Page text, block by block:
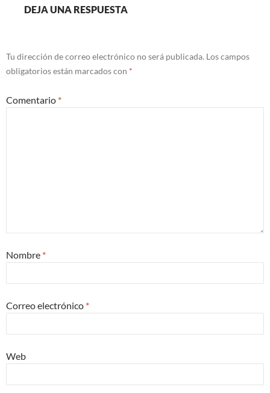
DEJA UNA RESPUESTA
Tu dirección de correo electrónico no será publicada. Los campos
obligatorios están marcados con *
Comentario *
Nombre *
Correo electrónico *
Web